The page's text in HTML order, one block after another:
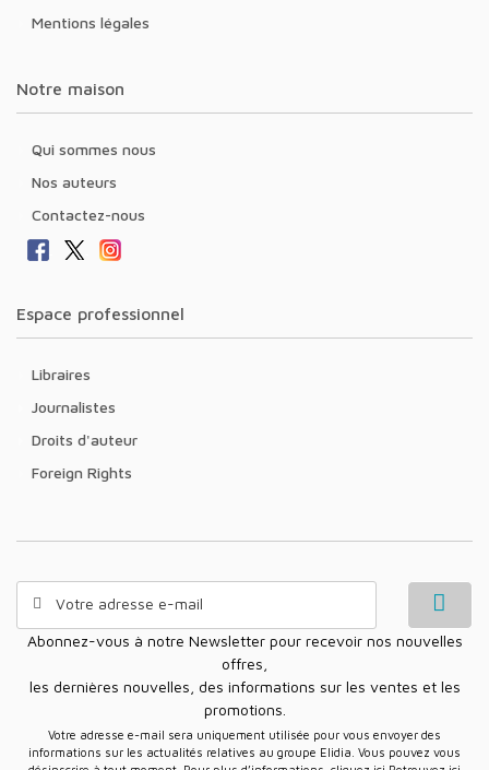
Mentions légales
Notre maison
Qui sommes nous
Nos auteurs
Contactez-nous
Espace professionnel
Libraires
Journalistes
Droits d'auteur
Foreign Rights
Abonnez-vous à notre Newsletter pour recevoir nos nouvelles
offres,
les dernières nouvelles, des informations sur les ventes et les
promotions.
Votre adresse e-mail sera uniquement utilisée pour vous envoyer des
informations sur les actualités relatives au groupe Elidia. Vous pouvez vous